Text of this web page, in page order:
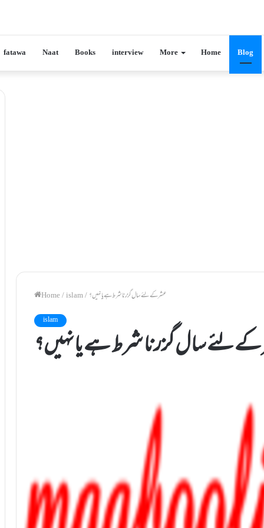
fatawa Naat Books interview More Home Blog
Home/islam/عشر کے لئے سال گزرنا شرط ہے یا نہیں؟
islam
لئے سال گزرنا شرط ہے یا نہیں؟